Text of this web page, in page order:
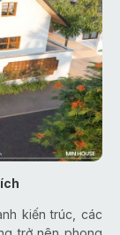
kiến trúc, các